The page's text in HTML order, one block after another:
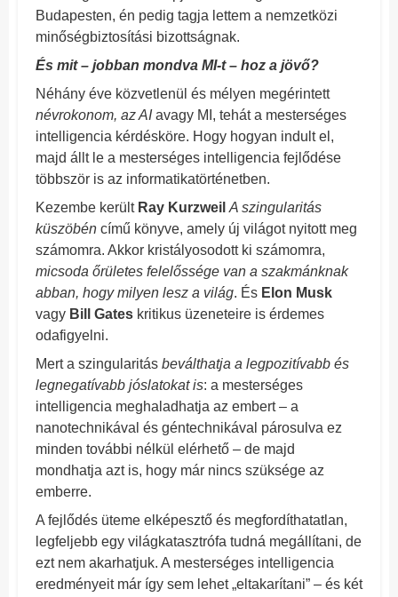
Budapesten, én pedig tagja lettem a nemzetközi
minőségbiztosítási bizottságnak.
És mit – jobban mondva MI-t – hoz a jövő?
Néhány éve közvetlenül és mélyen megérintett
névrokonom, az AIavagy MI, tehát a mesterséges
intelligencia kérdésköre. Hogy hogyan indult el,
majd állt le a mesterséges intelligencia fejlődése
többször is az informatikatörténetben.
Kezembe került Ray Kurzweil A szingularitás
küszöbén című könyve, amely új világot nyitott meg
számomra. Akkor kristályosodott ki számomra,
micsoda őrületes felelőssége van a szakmánknak
abban, hogy milyen lesz a világ. És Elon Musk
vagy Bill Gates kritikus üzeneteire is érdemes
odafigyelni.
Mert a szingularitás beválthatja a legpozitívabb és
legnegatívabb jóslatokat is: a mesterséges
intelligencia meghaladhatja az embert – a
nanotechnikával és géntechnikával párosulva ez
minden további nélkül elérhető – de majd
mondhatja azt is, hogy már nincs szüksége az
emberre.
A fejlődés üteme elképesztő és megfordíthatatlan,
legfeljebb egy világkatasztrófa tudná megállítani, de
ezt nem akarhatjuk. A mesterséges intelligencia
eredményeit már így sem lehet „eltakarítani” – és két